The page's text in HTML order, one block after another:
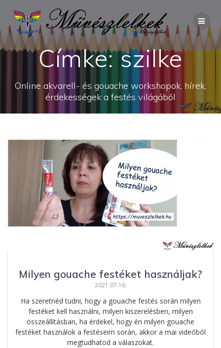
content
Címke:szilke
Online akvarell- és gouache workshopok, hírek,
érdekességek a festés világából
Milyen gouache festéket használjak?
2021.07.16.
Ha szeretnéd tudni, hogy a gouache festés során milyen
festéket kell használni, milyen kiszerelésben, milyen
összeállításban, ha érdekel, hogy én milyen gouache
festéket használok a festéseim során, akkor a mai videóból
megtudhatod a válaszokat.